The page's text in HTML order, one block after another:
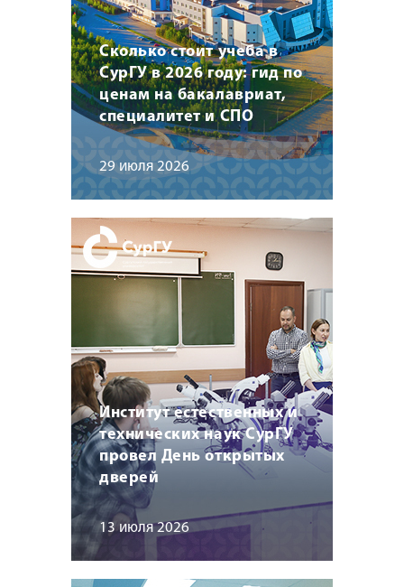
Сколько стоит учеба в
СурГУ в 2026 году: гид по
ценам на бакалавриат,
специалитет и СПО
29 июля 2026
Институт естественных и
технических наук СурГУ
провел День открытых
дверей
13 июля 2026